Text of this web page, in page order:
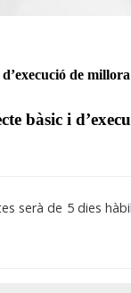
de
bàsic i
serà de 5 dies